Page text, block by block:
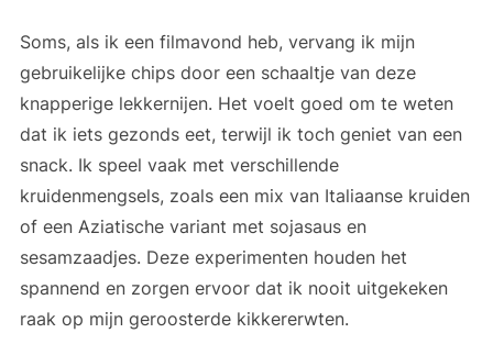
Soms, als ik een filmavond heb, vervang ik mijn
gebruikelijke chips door een schaaltje van deze
knapperige lekkernijen. Het voelt goed om te weten
dat ik iets gezonds eet, terwijl ik toch geniet van een
snack. Ik speel vaak met verschillende
kruidenmengsels, zoals een mix van Italiaanse kruiden
of een Aziatische variant met sojasaus en
sesamzaadjes. Deze experimenten houden het
spannend en zorgen ervoor dat ik nooit uitgekeken
raak op mijn geroosterde kikkererwten.